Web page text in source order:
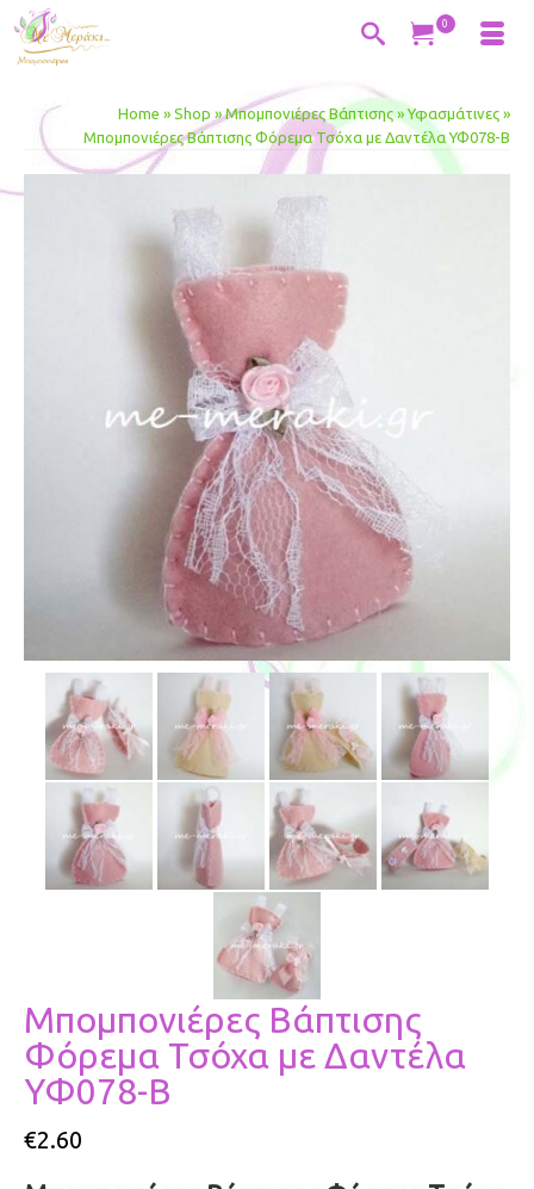
0
Home » Shop » Μπομπονιέρες Βάπτισης » Υφασμάτινες »
Μπομπονιέρες Βάπτισης Φόρεμα Τσόχα με Δαντέλα ΥΦ078-Β
Μπομπονιέρες Βάπτισης
Φόρεμα Τσόχα με Δαντέλα
ΥΦ078-Β
€2.60